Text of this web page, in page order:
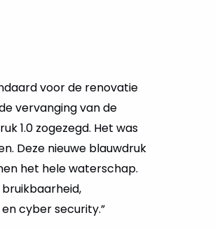
voor de renovatie
vervanging van de
1.0 zogezegd. Het was
Deze nieuwe blauwdruk
het hele waterschap.
cyber security.”